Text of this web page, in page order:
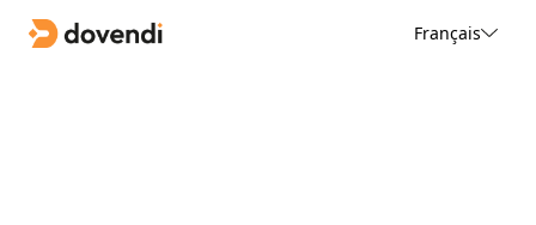
Français